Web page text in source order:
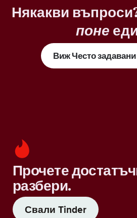
Някакви
поне
Виж Често
Прочете
разбери.
Свали Tinder